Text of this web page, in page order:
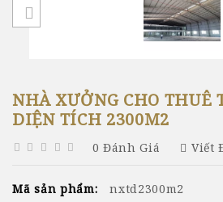
NHÀ XƯỞNG CHO THUÊ
DIỆN TÍCH 2300M2
0 Đánh Giá Viết
Mã sản phẩm:
nxtd2300m2